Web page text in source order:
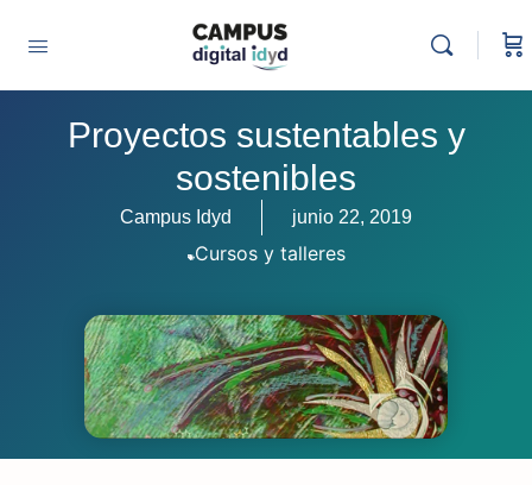
Proyectos sustentables y
sostenibles
Campus Idyd junio 22, 2019
Cursos y talleres